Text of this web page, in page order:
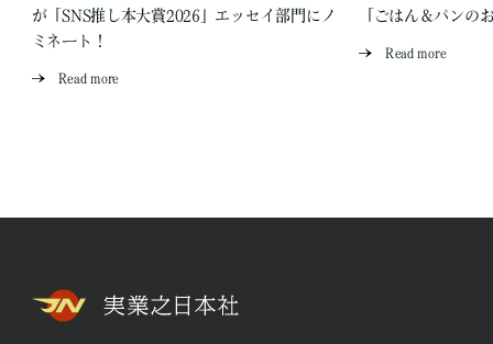
が「SNS推し本大賞2026」エッセイ部門にノ
ミネート！
Read more
「ごはん＆パンの
Read more